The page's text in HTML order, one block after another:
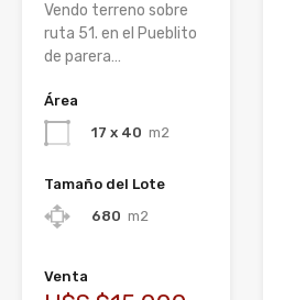
Vendo terreno sobre
ruta 51. en el Pueblito
de parera…
Área
17 x 40 m2
Tamaño del Lote
680 m2
Venta